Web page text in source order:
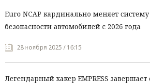
Euro NCAP кардинально меняет
безопасности автомобилей с 2026 года
28 ноября 2025 / 16:15
Легендарный хакер EMPRESS